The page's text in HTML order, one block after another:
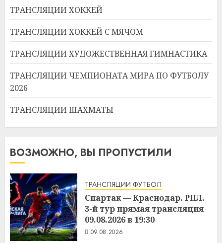
ТРАНСЛЯЦИИ ХОККЕЙ
ТРАНСЛЯЦИИ ХОККЕЙ С МЯЧОМ
ТРАНСЛЯЦИИ ХУДОЖЕСТВЕННАЯ ГИМНАСТИКА
ТРАНСЛЯЦИИ ЧЕМПИОНАТА МИРА ПО ФУТБОЛУ
2026
ТРАНСЛЯЦИИ ШАХМАТЫ
ВОЗМОЖНО, ВЫ ПРОПУСТИЛИ
ТРАНСЛЯЦИИ ФУТБОЛ
Спартак — Краснодар. РПЛ.
3-й тур прямая трансляция
09.08.2026 в 19:30
09.08.2026